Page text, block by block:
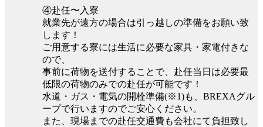
④赴任〜入寮
就業先が遠方の場合は引っ越しの準備をお願い致
します！
ご用意する寮には生活に必要な家具・家電付きな
ので、
事前に荷物を送付することで、赴任当日は必要最
低限の荷物のみでの赴任が可能です！
水道・ガス・電気の開栓準備(※1)も、BREXAグル
ープで行いますのでご安心ください。
また、現場までの赴任交通費も会社にて負担致し